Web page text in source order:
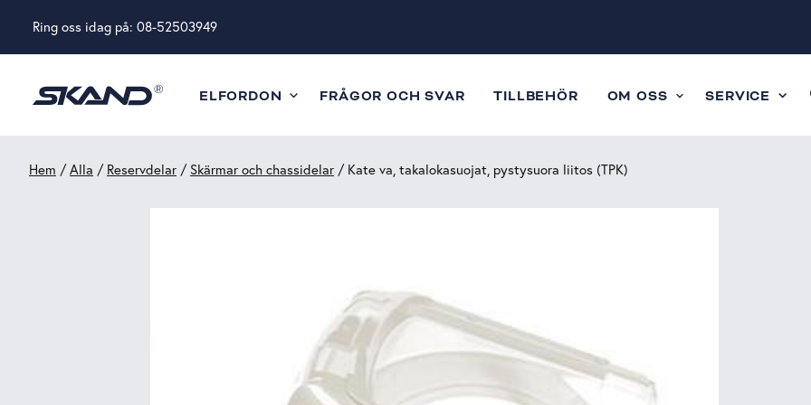
Ring oss idag på: 08-52503949
ELFORDON FRÅGOR OCH SVAR TILLBEHÖR OM OSS SERVICE
Hem /Alla / Reservdelar / Skärmar och chassidelar / Kate va, takalokasuojat, pystysuora liitos (TPK)